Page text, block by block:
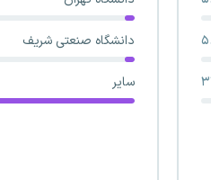
فوق دکتری